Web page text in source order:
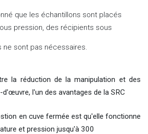
que les échantillons sont placés
pression, des récipients sous
ne sont pas nécessaires.
la réduction de la manipulation et des
l'un des avantages de la SRC
en cuve fermée est qu'elle fonctionne
et pression jusqu'à 300